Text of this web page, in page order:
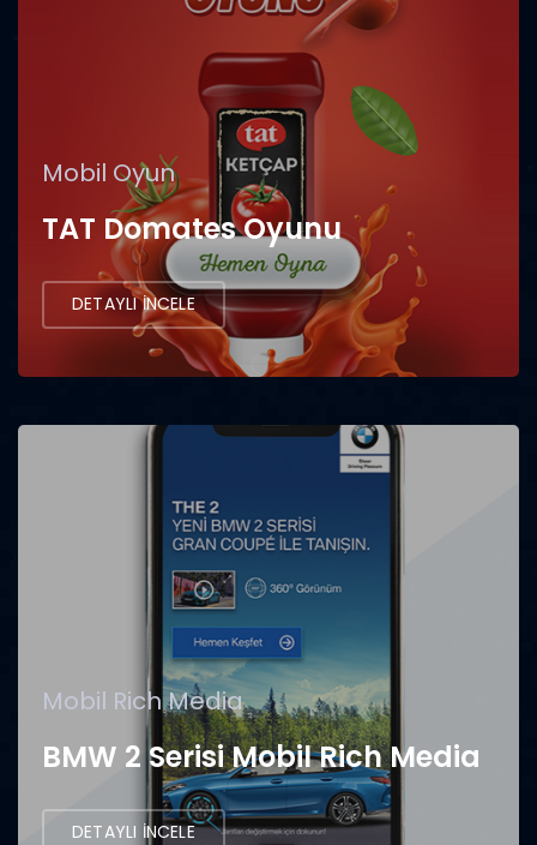
Mobil Oyun
TAT Domates Oyunu
DETAYLI İNCELE
Mobil Rich Media
BMW 2 Serisi Mobil Rich Media
DETAYLI İNCELE